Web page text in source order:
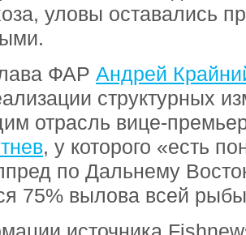
уловы оставались
ФАР Андрей
структурных
отрасль вице-
, у которого «есть
по Дальнему
75% вылова всей